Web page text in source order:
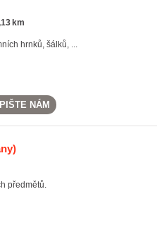
km
hrnků, šálků, ...
NÁM
předmětů.